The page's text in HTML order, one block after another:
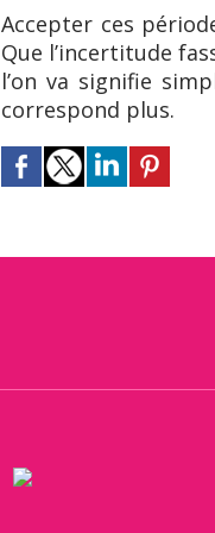
Accepter ces
Que l’incertitude
l’on va signifie
correspond plus.